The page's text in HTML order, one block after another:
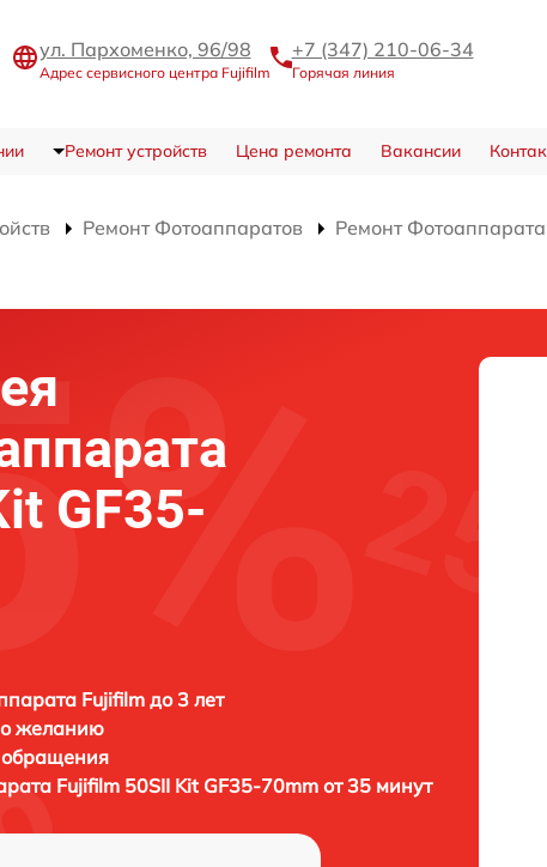
ул. Пархоменко, 96/98
Адрес сервисного центра Fujifilm
+7 (347) 210-06-34
Горячая линия
Ремонт устройств Цена ремонта Вакансии
Ремонт Фотоаппаратов
Ремонт
GF35-
Fujifilm до 3 лет
желанию
обращения
Fujifilm 50SII Kit GF35-70mm от 35 минут